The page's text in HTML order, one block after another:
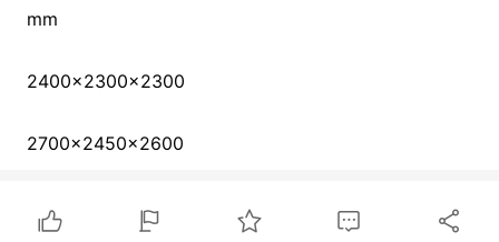
mm
2400x2300x2300
2700x2450x2600